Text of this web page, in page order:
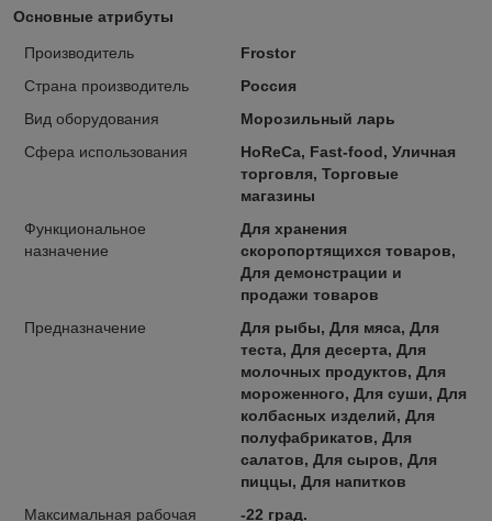
Основные атрибуты
Производитель
Frostor
Страна производитель
Россия
Вид оборудования
Морозильный ларь
Сфера использования
HoReCa, Fast-food, Уличная
торговля, Торговые
магазины
Функциональное
назначение
Для хранения
скоропортящихся товаров,
Для демонстрации и
продажи товаров
Предназначение
Для рыбы, Для мяса, Для
теста, Для десерта, Для
молочных продуктов, Для
мороженного, Для суши, Для
колбасных изделий, Для
полуфабрикатов, Для
салатов, Для сыров, Для
пиццы, Для напитков
Максимальная рабочая
-22 град.